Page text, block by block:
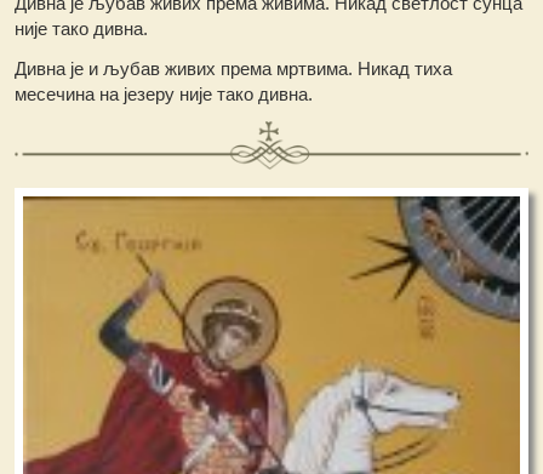
није тако дивна.
Дивна је и љубав живих према мртвима. Никад тиха
месечина на језеру није тако дивна.